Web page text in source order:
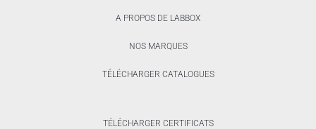
A PROPOS DE LABBOX
NOS MARQUES
TÉLÉCHARGER CATALOGUES
TÉLÉCHARGER CERTIFICATS